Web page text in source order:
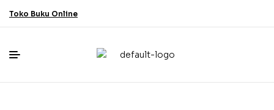
Toko Buku Online